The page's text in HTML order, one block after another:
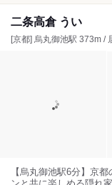
二条高倉 うい
[京都] 烏丸御池駅 373m /
【烏丸御池駅6分】京